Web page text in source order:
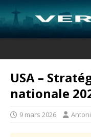
USA –
nationale
9 mars 2026